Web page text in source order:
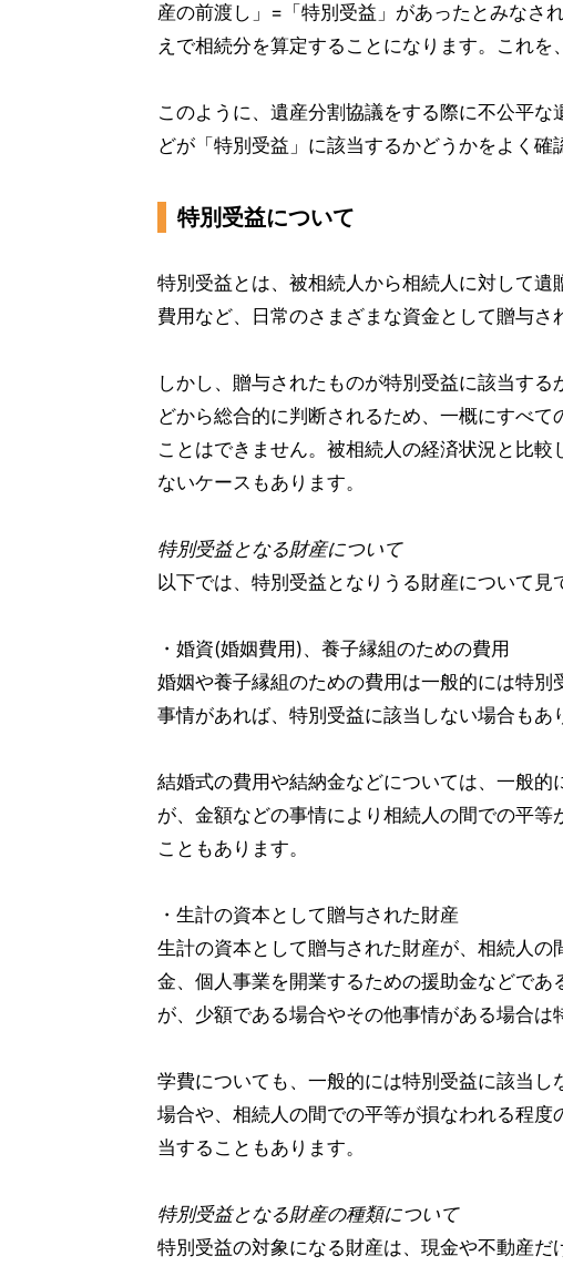
産の前渡し」=「特別受益」があったとみなさ
えで相続分を算定することになります。これを
このように、遺産分割協議をする際に不公平
どが「特別受益」に該当するかどうかをよく確
特別受益について
特別受益とは、被相続人から相続人に対して
費用など、日常のさまざまな資金として贈与さ
しかし、贈与されたものが特別受益に該当す
どから総合的に判断されるため、一概にすべ
ことはできません。被相続人の経済状況と比
ないケースもあります。
特別受益となる財産について
以下では、特別受益となりうる財産について見
・婚資(婚姻費用)、養子縁組のための費用
婚姻や養子縁組のための費用は一般的には特
事情があれば、特別受益に該当しない場合もあ
結婚式の費用や結納金などについては、一般
が、金額などの事情により相続人の間での平
こともあります。
・生計の資本として贈与された財産
生計の資本として贈与された財産が、相続人
金、個人事業を開業するための援助金などで
が、少額である場合やその他事情がある場合は
学費についても、一般的には特別受益に該当
場合や、相続人の間での平等が損なわれる程
当することもあります。
特別受益となる財産の種類について
特別受益の対象になる財産は、現金や不動産だ